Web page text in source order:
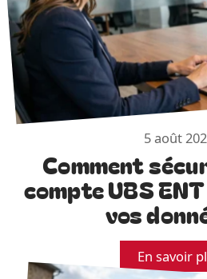
5 août
Comment
compte UBS
vos
En savoir